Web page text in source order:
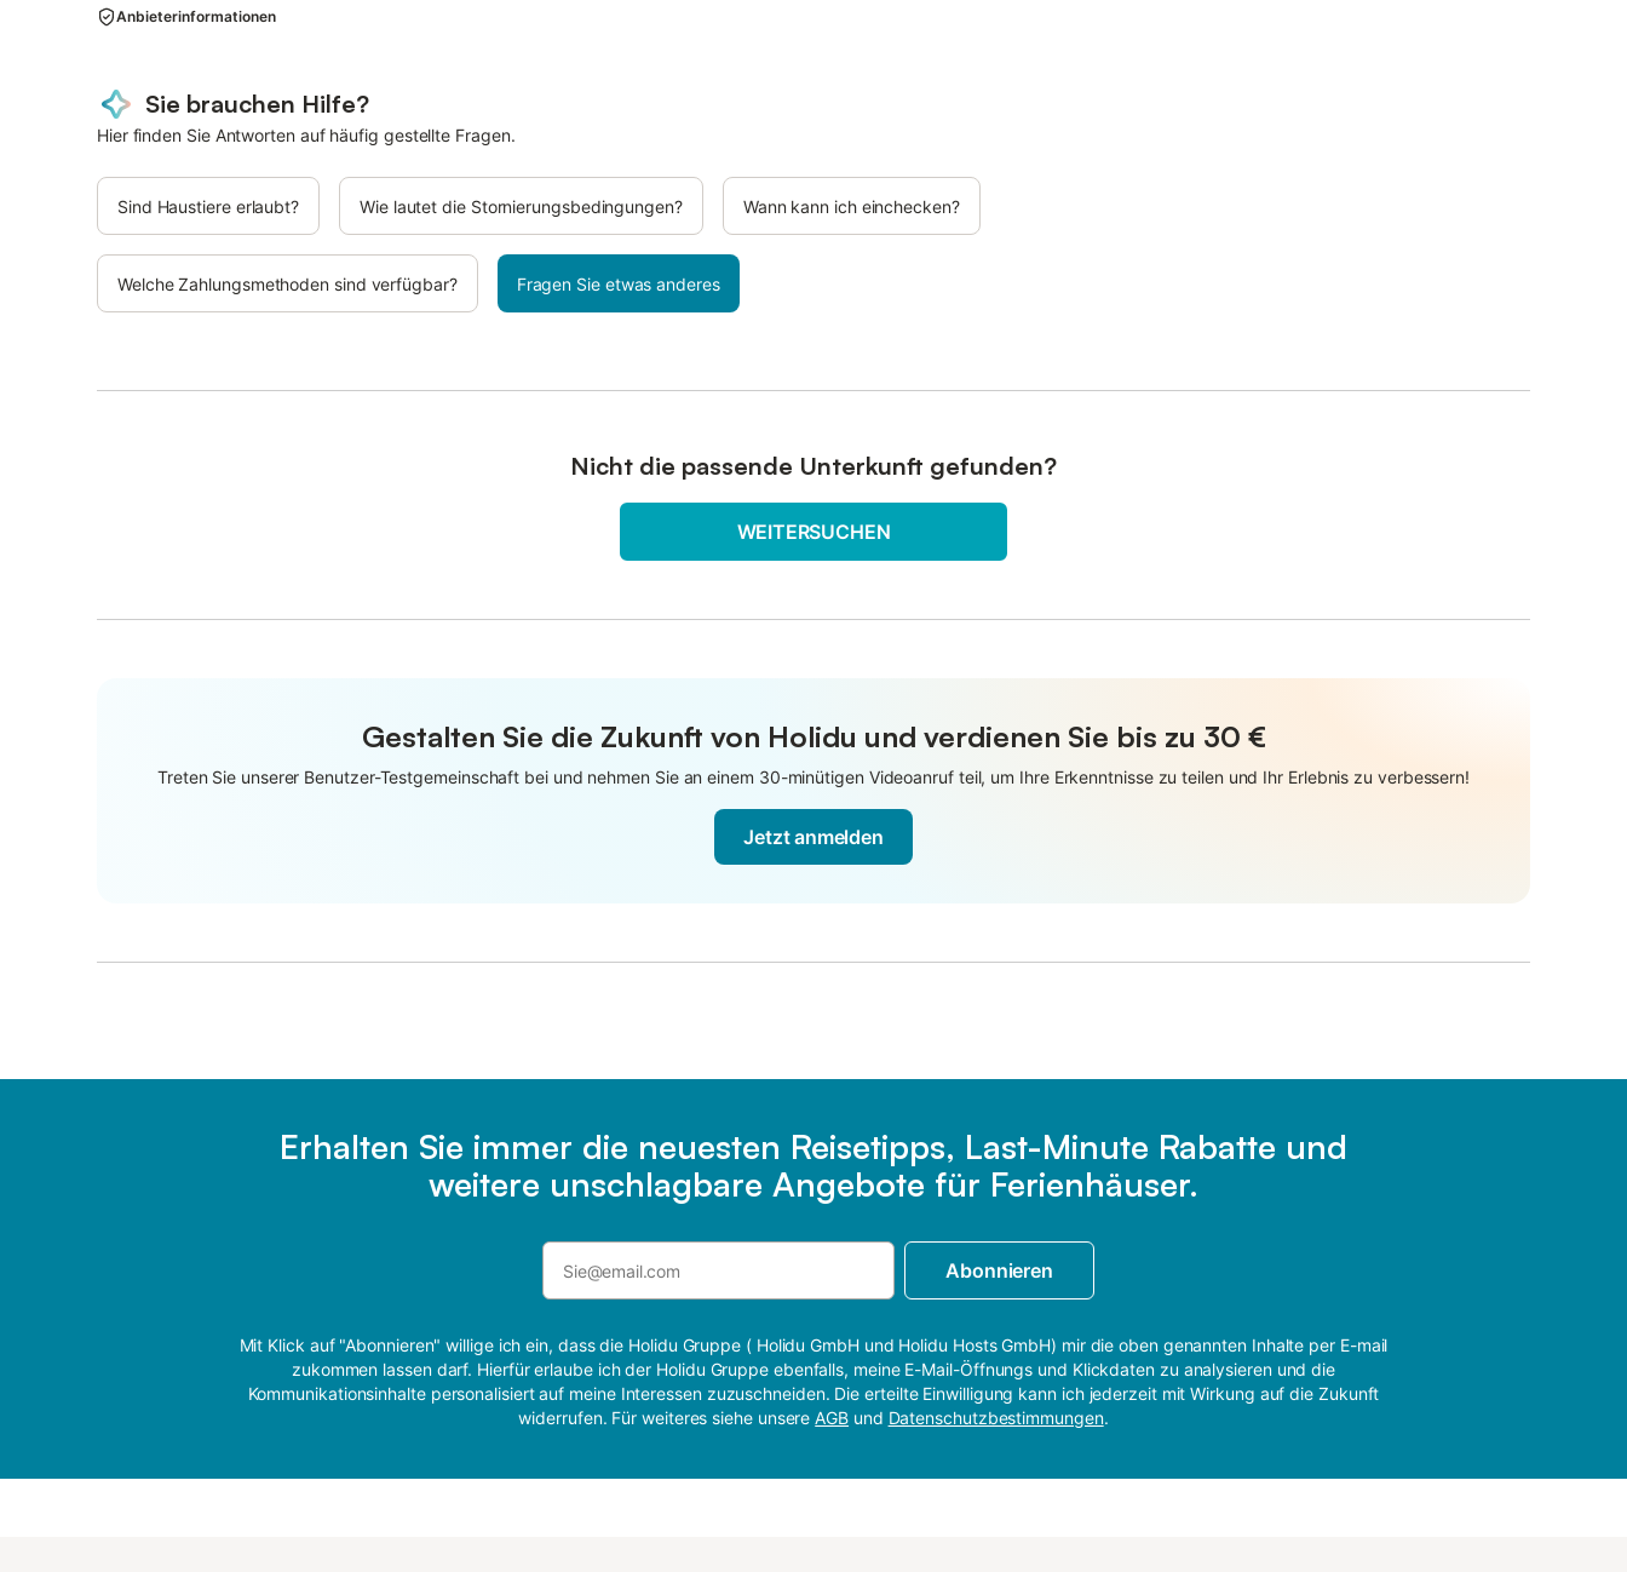
Anbieterinformationen
Sie brauchen Hilfe?
Hier finden Sie Antworten auf häufig gestellte Fragen.
Sind Haustiere erlaubt? Wie lautet die Stornierungsbedingungen? Wann kann ich einchecken?
Welche Zahlungsmethoden sind verfügbar? Fragen Sie etwas anderes
Nicht die passende Unterkunft gefunden?
WEITERSUCHEN
Gestalten Sie die Zukunft von Holidu und verdienen Sie bis zu 30 €
Treten Sie unserer Benutzer-Testgemeinschaft bei und nehmen Sie an einem 30-minütigen Videoanruf teil, um Ihre Erkenntnisse zu teilen und Ihr Erlebnis zu verbessern!
Jetzt anmelden
Erhalten Sie immer die neuesten Reisetipps, Last-Minute Rabatte und
weitere unschlagbare Angebote für Ferienhäuser.
Abonnieren
Mit Klick auf "Abonnieren" willige ich ein, dass die Holidu Gruppe ( Holidu GmbH und Holidu Hosts GmbH) mir die oben genannten Inhalte per E-mail
zukommen lassen darf. Hierfür erlaube ich der Holidu Gruppe ebenfalls, meine E-Mail-Öffnungs und Klickdaten zu analysieren und die
Kommunikationsinhalte personalisiert auf meine Interessen zuzuschneiden. Die erteilte Einwilligung kann ich jederzeit mit Wirkung auf die Zukunft
widerrufen. Für weiteres siehe unsereAGBund Datenschutzbestimmungen.